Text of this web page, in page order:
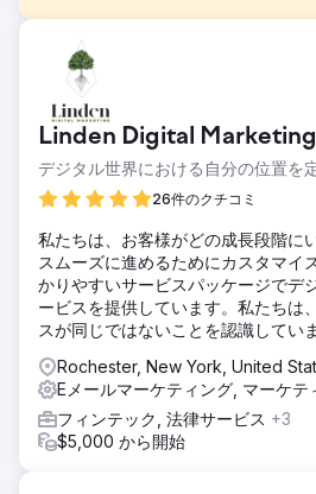
高品質のロープ製品を専門とする家
The Rope Company は、ブランデ
ンスを刷新する必要がありました。
度を高め、ユーザーエクスペリエン
を促進しながら、同社の使命と価値
ある時代を超越した外観を作成する
Anchour は、新しいロゴ、サブマー
ランド戦略を含む完全なブランド刷
Rope Company の Web サイトを再
ナビゲーションの改善、SEO 統合
から Shopify に移行しました。また
Instagram、YouTube の広告を管理
グ キャンペーンを実施しました。
取り組みが新しいブランドと一致す
ャネルで統一感のある時代を超越し
Linden Digital Marketing
デジタル世界における自分の位置を
26件のクチコミ
私たちは、お客様がどの成長段階に
スムーズに進めるためにカスタマイ
かりやすいサービスパッケージでデ
ービスを提供しています。私たちは
スが同じではないことを認識していま
Rochester, New York, United
Eメールマーケティング, マーケテ
フィンテック, 法律サービス +3
$5,000 から開始